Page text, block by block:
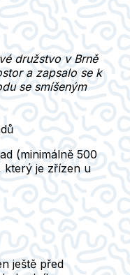
družstvo v Brně
a zapsalo se k
se smíšeným
(minimálně 500
který je zřízen u
ještě před